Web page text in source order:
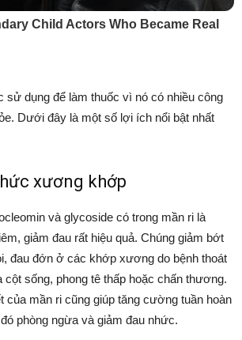
sử dụng để làm thuốc vì nó có nhiều công
Dưới đây là một số lợi ích nổi bật nhất
xương khớp
và glycoside có trong mần ri là
giảm đau rất hiệu quả. Chúng giảm bớt
đau đớn ở các khớp xương do bệnh thoát
cột sống, phong tê thấp hoặc chấn thương.
của mần ri cũng giúp tăng cường tuần hoàn
phòng ngừa và giảm đau nhức.